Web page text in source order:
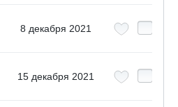
8 декабря 2021
15 декабря 2021